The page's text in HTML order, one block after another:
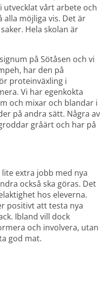
utvecklat vårt arbete och
möjliga vis. Det är
Hela skolan är
på Sötåsen och vi
har den på
proteinväxling i
Vi har egenkokta
och mixar och blandar i
på andra sätt. Några av
gråärt och har på
extra jobb med nya
också ska göras. Det
hos eleverna.
positivt att testa nya
Ibland vill dock
och involvera, utan
god mat.